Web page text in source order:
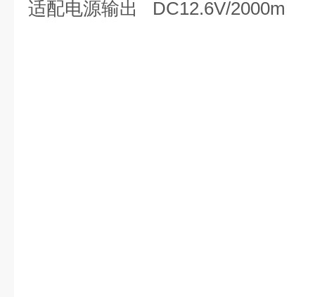
适配电源输出 DC12.6V/2000m